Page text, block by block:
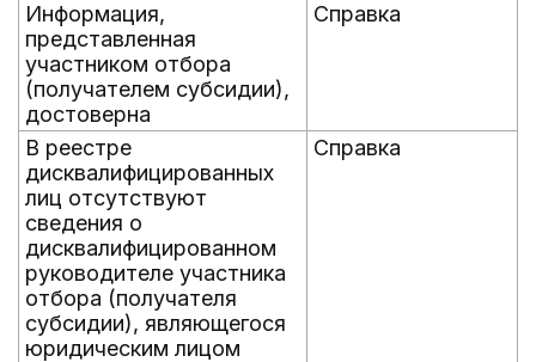
Информация,
представленная
участником отбора
(получателем субсидии),
достоверна
Справка
В реестре
дисквалифицированных
лиц отсутствуют
сведения о
дисквалифицированном
руководителе участника
отбора (получателя
субсидии), являющегося
юридическим лицом
Справка